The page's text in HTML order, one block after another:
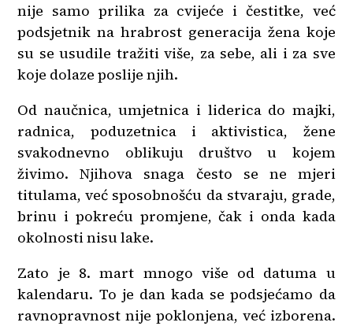
nije samo prilika za cvijeće i čestitke, već
podsjetnik na hrabrost generacija žena koje
su se usudile tražiti više, za sebe, ali i za sve
koje dolaze poslije njih.
Od naučnica, umjetnica i liderica do majki,
radnica, poduzetnica i aktivistica, žene
svakodnevno oblikuju društvo u kojem
živimo. Njihova snaga često se ne mjeri
titulama, već sposobnošću da stvaraju, grade,
brinu i pokreću promjene, čak i onda kada
okolnosti nisu lake.
Zato je 8. mart mnogo više od datuma u
kalendaru. To je dan kada se podsjećamo da
ravnopravnost nije poklonjena, već izborena.